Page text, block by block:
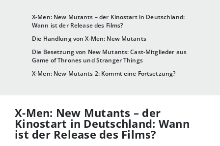
X-Men: New Mutants – der Kinostart in Deutschland:
Wann ist der Release des Films?
Die Handlung von X-Men: New Mutants
Die Besetzung von New Mutants: Cast-Mitglieder aus
Game of Thrones und Stranger Things
X-Men: New Mutants 2: Kommt eine Fortsetzung?
X-Men: New Mutants – der
Kinostart in Deutschland: Wann
ist der Release des Films?